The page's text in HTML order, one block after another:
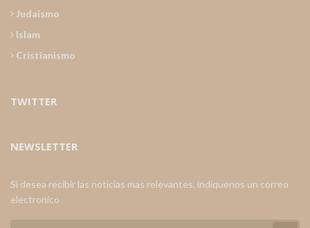
Judaismo
Islam
Cristianismo
TWITTER
NEWSLETTER
Si desea recibir las noticias mas relevantes, indiquenos un correo
electronico